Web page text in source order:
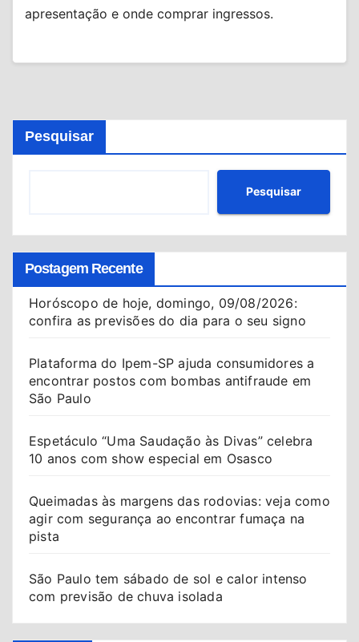
apresentação e onde comprar ingressos.
Pesquisar
Pesquisar
Postagem Recente
Horóscopo de hoje, domingo, 09/08/2026:
confira as previsões do dia para o seu signo
Plataforma do Ipem-SP ajuda consumidores a
encontrar postos com bombas antifraude em
São Paulo
Espetáculo “Uma Saudação às Divas” celebra
10 anos com show especial em Osasco
Queimadas às margens das rodovias: veja como
agir com segurança ao encontrar fumaça na
pista
São Paulo tem sábado de sol e calor intenso
com previsão de chuva isolada